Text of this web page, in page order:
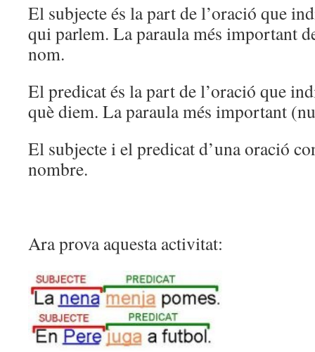
El subjecte és la part de l’oració que
qui parlem. La paraula més important
nom.
El predicat és la part de l’oració que
què diem. La paraula més important
El subjecte i el predicat d’una oració
nombre.
Ara prova aquesta activitat: